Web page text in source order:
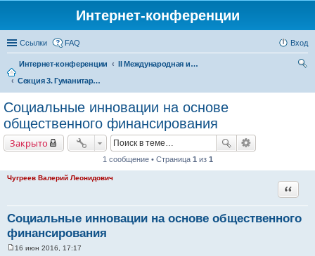
Интернет-конференции
Ссылки FAQ Вход
Интернет-конференции
II Международная интернет-конференция «Межрегиональное сотрудничество в формирующемся Евразийском экономическом пространстве»
Секция 3. Гуманитарное сотрудничество – расширение условий для развития человеческого потенциала регионов в Евразийском экономическом пространстве
Социальные инновации на основе
общественного финансирования
Закрыто
1 сообщение • Страница 1 из 1
Чугреев Валерий Леонидович
Социальные инновации на основе общественного
финансирования
Цитата
16 июн 2016, 17:17